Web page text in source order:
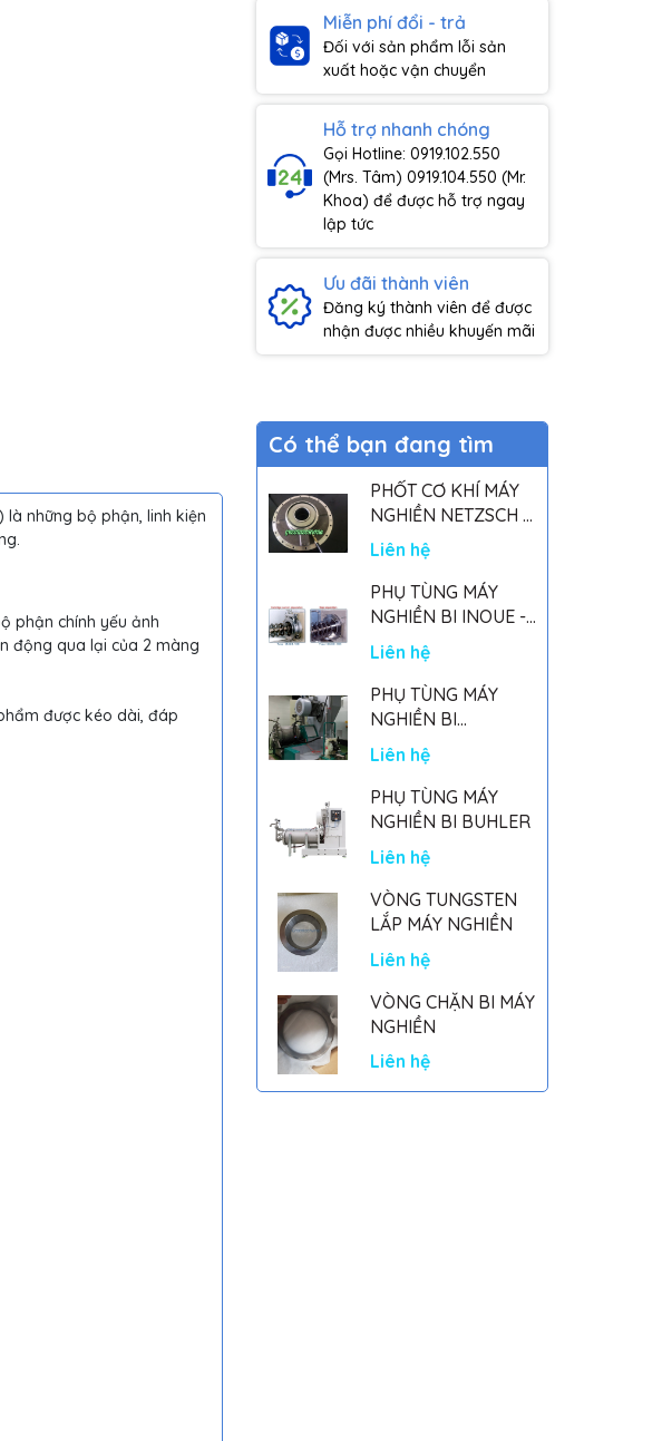
Miễn phí đổi - trả
Đối với sản phẩm lỗi sản
xuất hoặc vận chuyển
Hỗ trợ nhanh chóng
Gọi Hotline: 0919.102.550
(Mrs. Tâm) 0919.104.550 (Mr.
Khoa) để được hỗ trợ ngay
lập tức
Ưu đãi thành viên
Đăng ký thành viên để được
nhận được nhiều khuyến mãi
là những bộ phận, linh kiện
phận chính yếu ảnh
động qua lại của 2 màng
được kéo dài, đáp
Có thể bạn đang tìm
PHỐT CƠ KHÍ MÁY
NGHIỀN NETZSCH -
GERMANY
Liên hệ
PHỤ TÙNG MÁY
NGHIỀN BI INOUE -
PARTS FOR MHGII-
50 MIGHTY MILL
MARK II
Liên hệ
PHỤ TÙNG MÁY
NGHIỀN BI
NETSZCH
Liên hệ
PHỤ TÙNG MÁY
NGHIỀN BI BUHLER
Liên hệ
VÒNG TUNGSTEN
LẮP MÁY NGHIỀN
Liên hệ
VÒNG CHẶN BI MÁY
NGHIỀN
Liên hệ